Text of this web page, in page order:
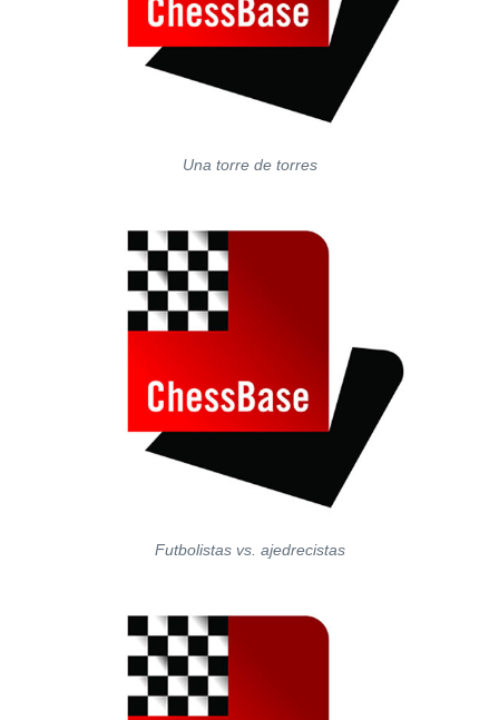
Una torre de torres
Futbolistas vs. ajedrecistas